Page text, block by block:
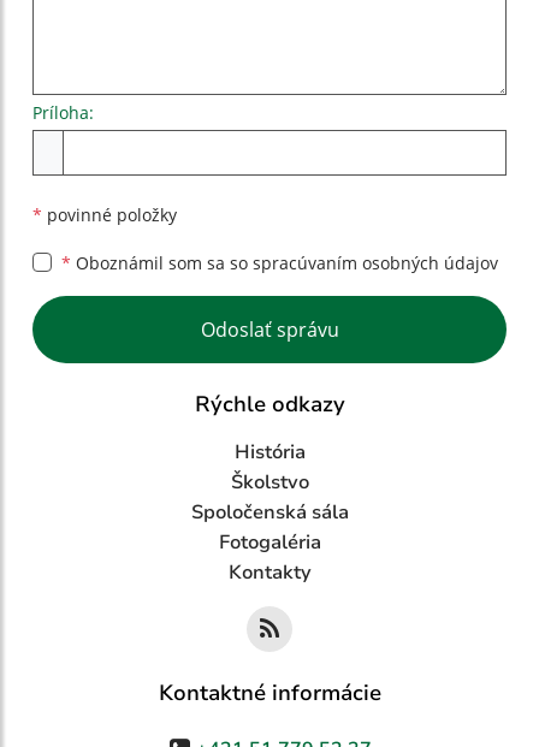
Príloha:
* povinné položky
* Oboznámil som sa so spracúvaním osobných údajov
Google reCaptcha Response
Odoslať správu
Rýchle odkazy
História
Školstvo
Spoločenská sála
Fotogaléria
Kontakty
Kontaktné informácie